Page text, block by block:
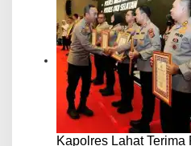
Kapolres Lahat